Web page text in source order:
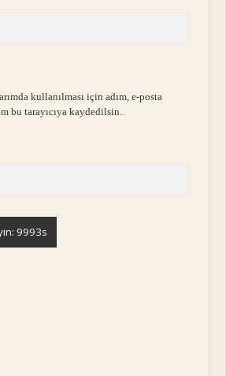
kullanılması için adım, e-posta
bu tarayıcıya kaydedilsin.